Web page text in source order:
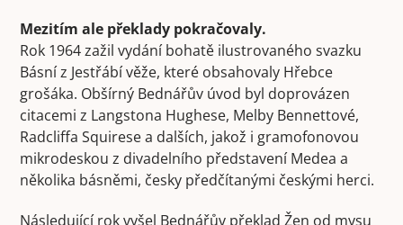
Mezitím ale překlady pokračovaly.
Rok 1964 zažil vydání bohatě ilustrovaného svazku
Básní z Jestřábí věže, které obsahovaly Hřebce
grošáka. Obšírný Bednářův úvod byl doprovázen
citacemi z Langstona Hughese, Melby Bennettové,
Radcliffa Squirese a dalších, jakož i gramofonovou
mikrodeskou z divadelního představení Medea a
několika básněmi, česky předčítanými českými herci.
Následující rok vyšel Bednářův překlad Žen od mysu